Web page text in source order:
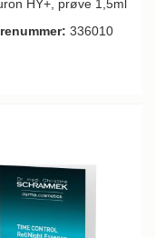
HY+, prøve 1,5ml
336010